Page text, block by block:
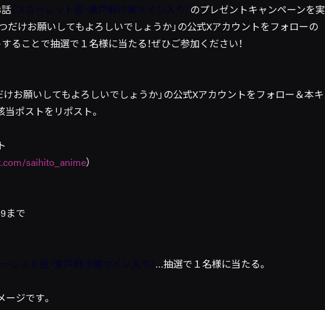
話（スカーレット役・瀬戸麻沙美サイン入り） のプレゼントキャンペーンを実
だけお願いしてもよろしいでしょうか」の公式Xアカウントをフォローの
ることで抽選で１名様に当たる！ぜひご参加ください！
けお願いしてもよろしいでしょうか」の公式Xアカウントをフォロー＆本キ
ポストをリポスト。
saihito_anime）
まで
ーレット役・瀬戸麻沙美サイン入り） …抽選で１名様に当たる。
ジです。